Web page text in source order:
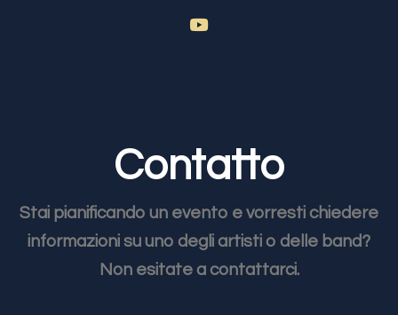
Contatto
Stai pianificando un evento e vorresti chiedere
informazioni su uno degli artisti o delle band?
Non esitate a contattarci.